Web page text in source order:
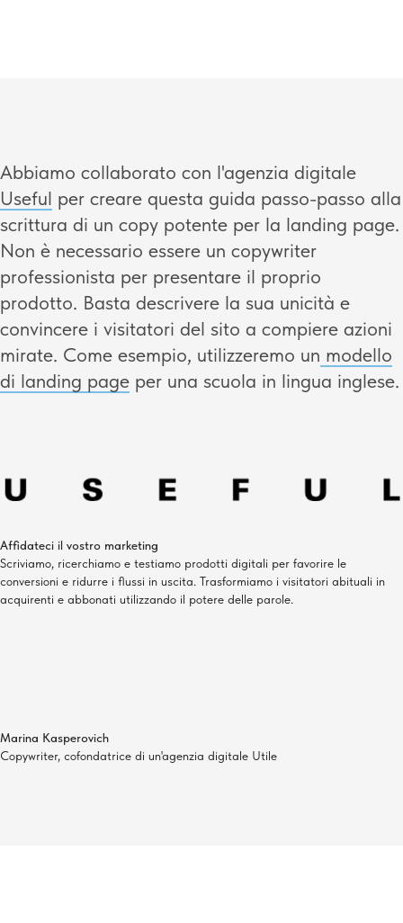
Abbiamo collaborato con l'agenzia digitale
Useful per creare questa guida passo-passo alla
scrittura di un copy potente per la landing page.
Non è necessario essere un copywriter
professionista per presentare il proprio
prodotto. Basta descrivere la sua unicità e
convincere i visitatori del sito a compiere azioni
mirate. Come esempio, utilizzeremo un modello
di landing page per una scuola in lingua inglese.
Affidateci il vostro marketing
Scriviamo, ricerchiamo e testiamo prodotti digitali per favorire le
conversioni e ridurre i flussi in uscita. Trasformiamo i visitatori abituali in
acquirenti e abbonati utilizzando il potere delle parole.
Marina Kasperovich
Copywriter, cofondatrice di un'agenzia digitale Utile